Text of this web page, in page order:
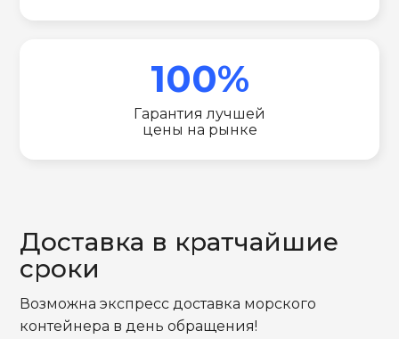
100%
Гарантия лучшей
цены на рынке
Доставка в кратчайшие
сроки
Возможна экспресс доставка морского
контейнера в день обращения!